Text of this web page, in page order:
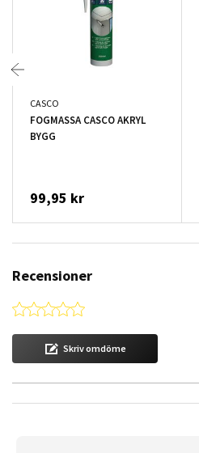
CASCO
FOGMASSA CASCO AKRYL
BYGG
99,95 kr
Recensioner
0.0 star rating
Skriv omdöme